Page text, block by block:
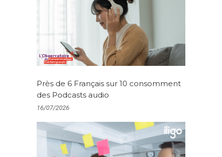
Près de 6 Français sur 10 consomment
des Podcasts audio
16/07/2026